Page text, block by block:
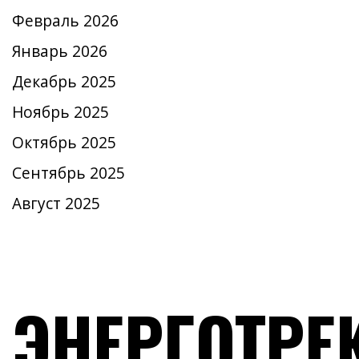
Февраль 2026
Январь 2026
Декабрь 2025
Ноябрь 2025
Октябрь 2025
Сентябрь 2025
Август 2025